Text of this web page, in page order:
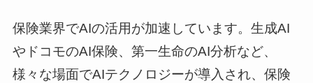
保険業界でAIの活用が加速しています。生成AI
やドコモのAI保険、第一生命のAI分析など、
様々な場面でAIテクノロジーが導入され、保険